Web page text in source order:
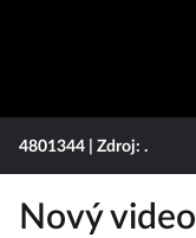
4801344 | Zdroj: .
Nový